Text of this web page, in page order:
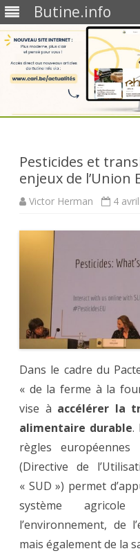
Butine.info
Pesticides et
enjeux de l’Union
Victor Herman 4
Dans le cadre du
« de la ferme à la
vise à accélérer la
alimentaire durable.
règles
(Directive de
« SUD ») permet
système
l’environnement, de
mais également de la